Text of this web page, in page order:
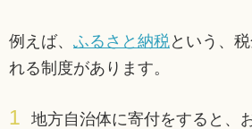
例えば、 ふるさと納税という、
れる制度があります。
地方自治体に寄付をすると、